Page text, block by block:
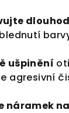
ušpinění
agresivní
náramek